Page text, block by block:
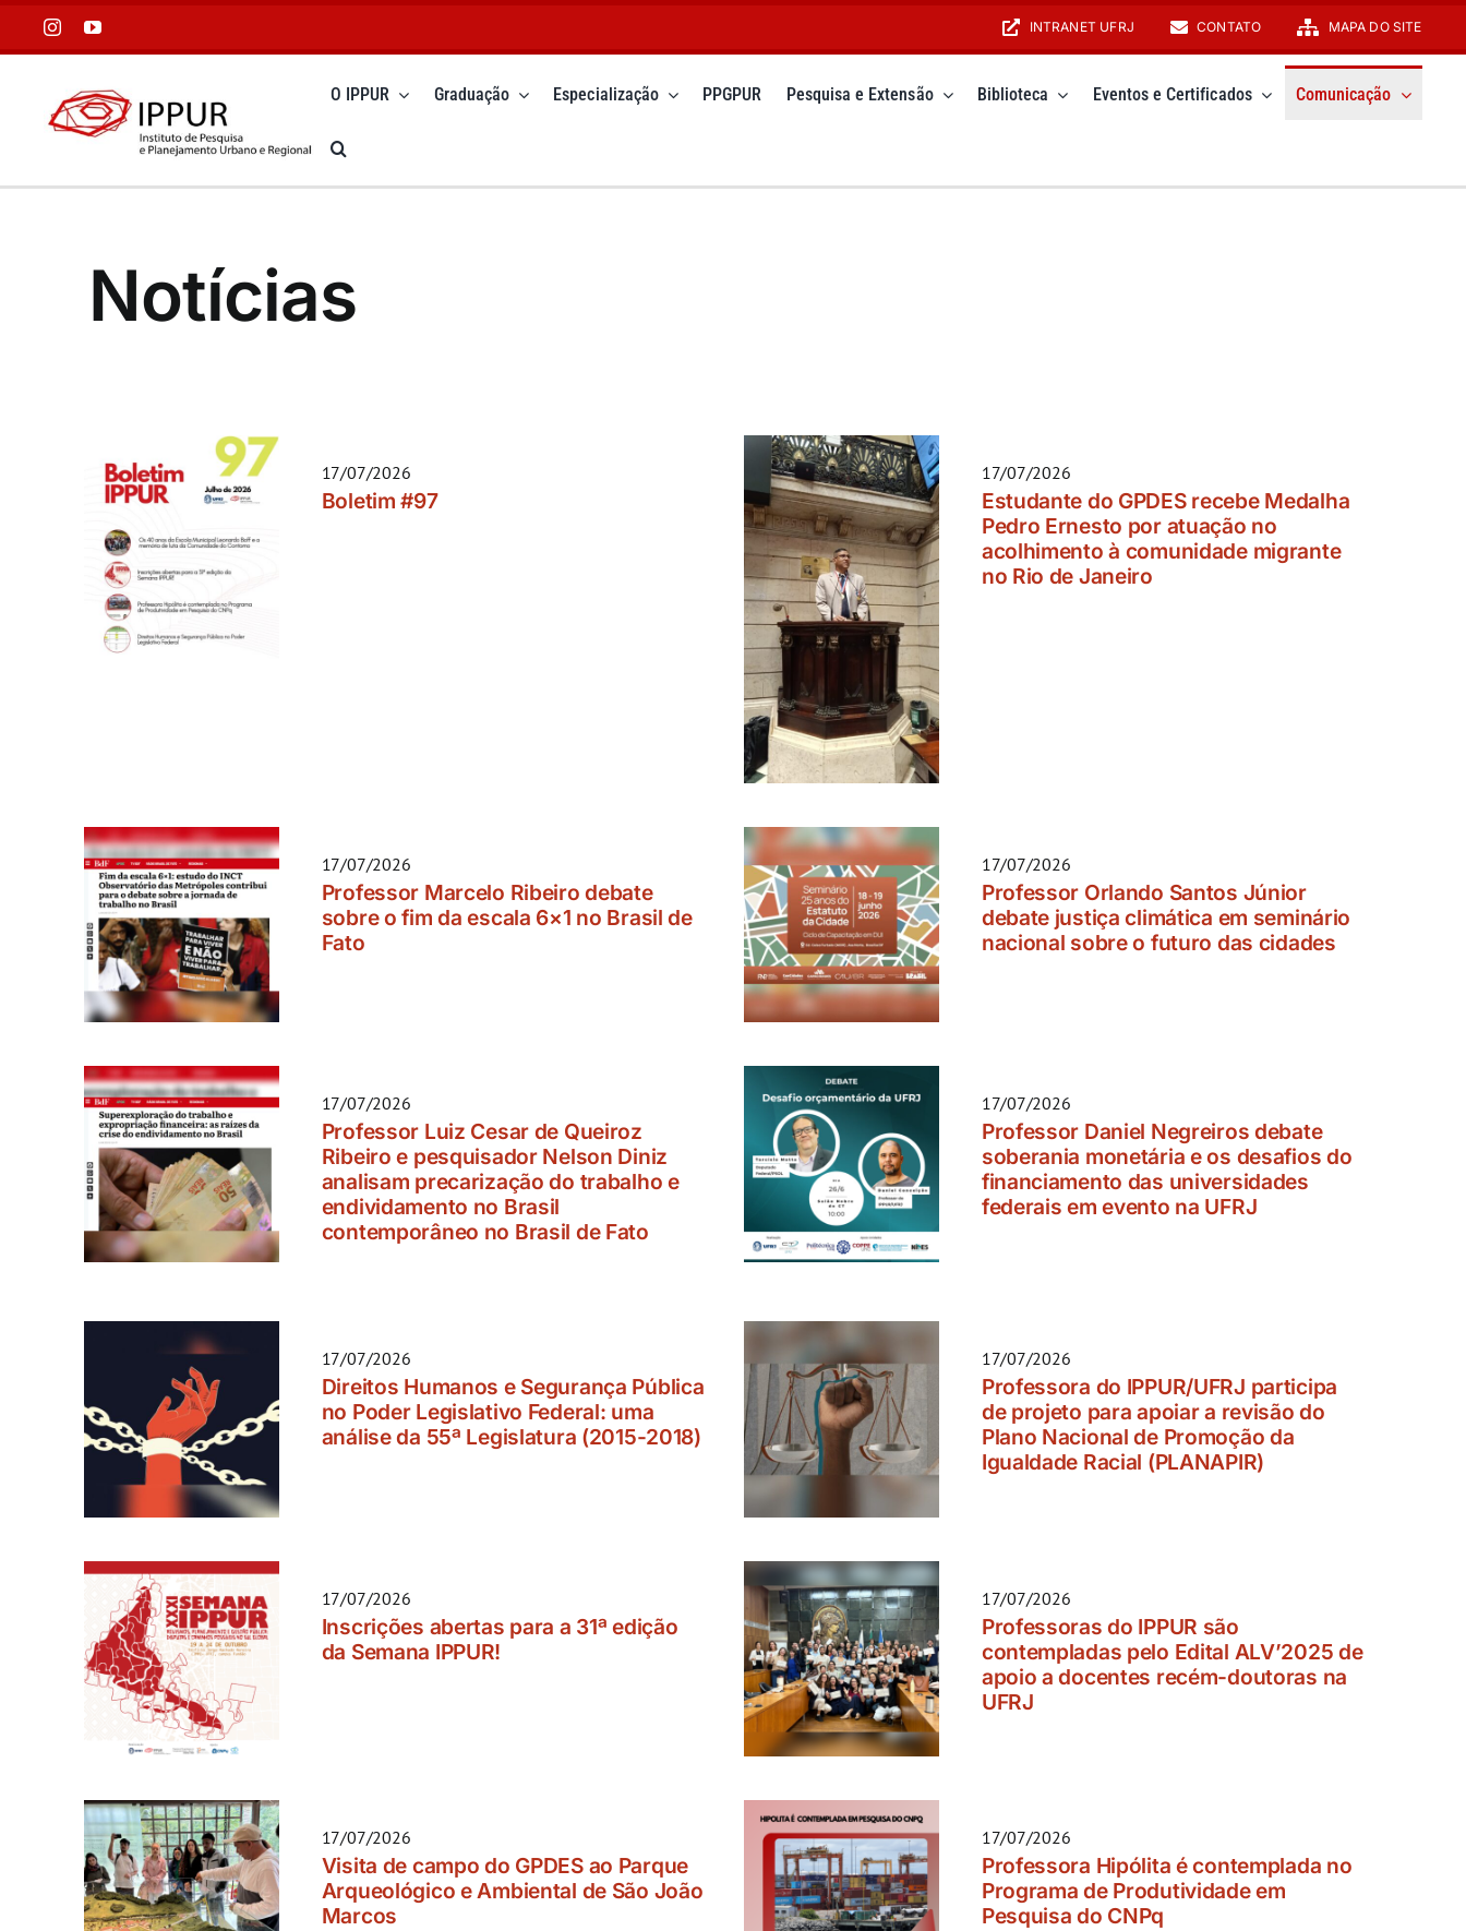
conteúdo
INTRANET UFRJ CONTATO MAPA DO SITE
O IPPUR Graduação Especialização PPGPUR Pesquisa e Extensão Biblioteca Eventos e Certificados Comunicação
Notícias
17/07/2026
Boletim #97
17/07/2026
Estudante do GPDES recebe Medalha
Pedro Ernesto por atuação no
acolhimento à comunidade migrante
no Rio de Janeiro
17/07/2026
Professor Marcelo Ribeiro debate
sobre o fim da escala 6×1 no Brasil de
Fato
17/07/2026
Professor Orlando Santos Júnior
debate justiça climática em seminário
nacional sobre o futuro das cidades
17/07/2026
Professor Luiz Cesar de Queiroz
Ribeiro e pesquisador Nelson Diniz
analisam precarização do trabalho e
endividamento no Brasil
contemporâneo no Brasil de Fato
17/07/2026
Professor Daniel Negreiros debate
soberania monetária e os desafios do
financiamento das universidades
federais em evento na UFRJ
17/07/2026
Direitos Humanos e Segurança Pública
no Poder Legislativo Federal: uma
análise da 55ª Legislatura (2015-2018)
17/07/2026
Professora do IPPUR/UFRJ participa
de projeto para apoiar a revisão do
Plano Nacional de Promoção da
Igualdade Racial (PLANAPIR)
17/07/2026
Inscrições abertas para a 31ª edição
da Semana IPPUR!
17/07/2026
Professoras do IPPUR são
contempladas pelo Edital ALV’2025 de
apoio a docentes recém-doutoras na
UFRJ
17/07/2026
Visita de campo do GPDES ao Parque
Arqueológico e Ambiental de São João
Marcos
17/07/2026
Professora Hipólita é contemplada no
Programa de Produtividade em
Pesquisa do CNPq